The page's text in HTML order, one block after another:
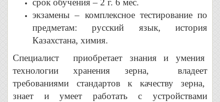
срок обучения – 2 г. 6 мес.
экзамены – комплексное тестирование по
предметам: русский язык, история
Казахстана, химия.
Специалист приобретает знания и умения
технологии хранения зерна, владеет
требованиями стандартов к качеству зерна,
знает и умеет работать с устройствами